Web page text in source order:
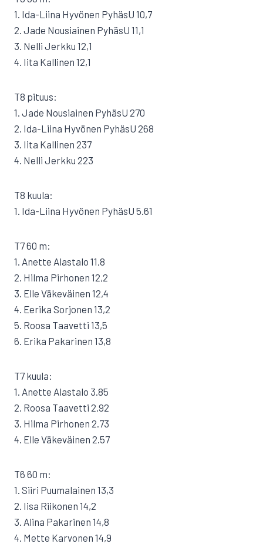
1. Ida-Liina Hyvönen PyhäsU 10,7
2. Jade Nousiainen PyhäsU 11,1
3. Nelli Jerkku 12,1
4. Iita Kallinen 12,1
T8 pituus:
1. Jade Nousiainen PyhäsU 270
2. Ida-Liina Hyvönen PyhäsU 268
3. Iita Kallinen 237
4. Nelli Jerkku 223
T8 kuula:
1. Ida-Liina Hyvönen PyhäsU 5.61
T7 60 m:
1. Anette Alastalo 11,8
2. Hilma Pirhonen 12,2
3. Elle Väkeväinen 12,4
4. Eerika Sorjonen 13,2
5. Roosa Taavetti 13,5
6. Erika Pakarinen 13,8
T7 kuula:
1. Anette Alastalo 3.85
2. Roosa Taavetti 2.92
3. Hilma Pirhonen 2.73
4. Elle Väkeväinen 2.57
T6 60 m:
1. Siiri Puumalainen 13,3
2. Iisa Riikonen 14,2
3. Alina Pakarinen 14,8
4. Mette Karvonen 14,9